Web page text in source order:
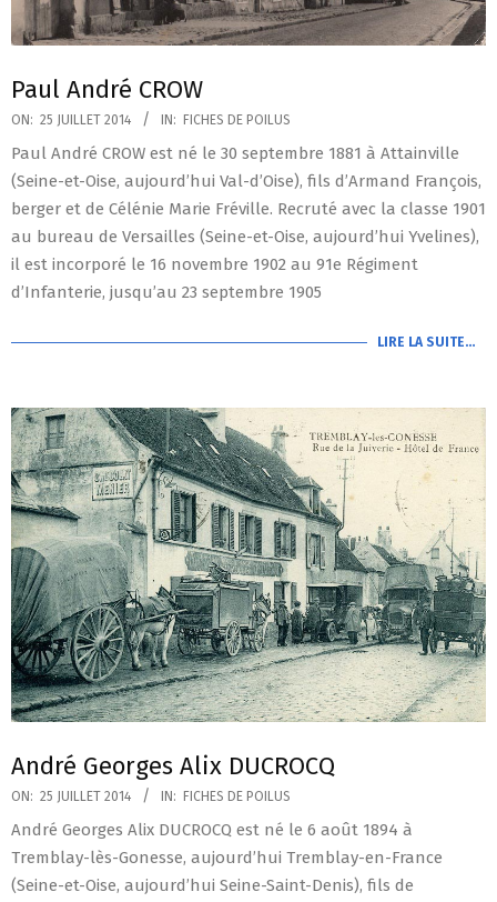
Paul André CROW
2014-
07-
25
ON: 25 JUILLET 2014 IN: FICHES DE POILUS
Paul André CROW est né le 30 septembre 1881 à Attainville
(Seine-et-Oise, aujourd’hui Val-d’Oise), fils d’Armand François,
berger et de Célénie Marie Fréville. Recruté avec la classe 1901
au bureau de Versailles (Seine-et-Oise, aujourd’hui Yvelines),
il est incorporé le 16 novembre 1902 au 91e Régiment
d’Infanterie, jusqu’au 23 septembre 1905
LIRE LA SUITE…
André Georges Alix DUCROCQ
2014-
07-
25
ON: 25 JUILLET 2014 IN: FICHES DE POILUS
André Georges Alix DUCROCQ est né le 6 août 1894 à
Tremblay-lès-Gonesse, aujourd’hui Tremblay-en-France
(Seine-et-Oise, aujourd’hui Seine-Saint-Denis), fils de